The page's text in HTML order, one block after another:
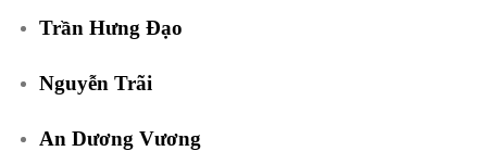
Trần Hưng Đạo
Nguyễn Trãi
An Dương Vương